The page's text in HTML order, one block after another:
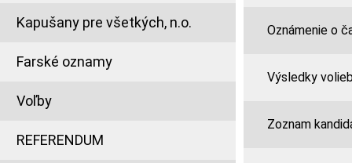
Kapušany pre všetkých, n.o.
Farské oznamy
Voľby
REFERENDUM
Oznámenie o
Výsledky
Zoznam